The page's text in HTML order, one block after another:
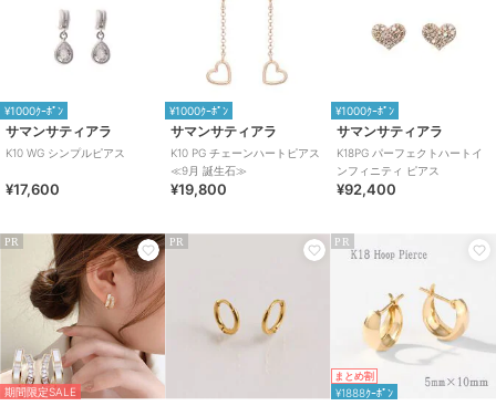
¥1000ｸｰﾎﾟﾝ
サマンサティアラ
K10 WG シンプルピアス
¥17,600
¥1000ｸｰﾎﾟﾝ
サマンサティアラ
K10 PG チェーンハートピアス
≪9月 誕生石≫
¥19,800
¥1000ｸｰﾎﾟﾝ
サマンサティアラ
K18PG パーフェクトハートイ
ンフィニティ ピアス
¥92,400
PR
期間限定SALE
PR PR
まとめ割
¥1888ｸｰﾎﾟﾝ